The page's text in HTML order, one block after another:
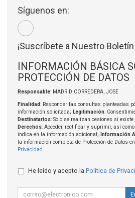
Síguenos en:
¡Suscríbete a Nuestro
INFORMACIÓN BÁSICA
PROTECCIÓN DE DATOS
Responsable: MADRID CORREDERA, JOSE
Finalidad: Responder las consultas planteadas
información solicitada; Legitimación:
Destinatarios: Solo se realizan cesiones si
Derechos: Acceder, rectificar y suprimir, así
indica en la información adicional;
Información
la información completa de Protección de Datos
Privacidad
He leído y acepto la Política de